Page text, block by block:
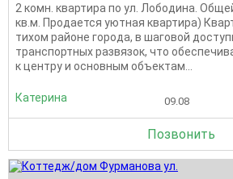
2 комн. квартира по ул. Лободина.
кв.м. Продается уютная квартира)
тихом районе города, в шаговой
транспортных развязок, что
к центру и основным объектам...
Катерина 09.08
Позвонить